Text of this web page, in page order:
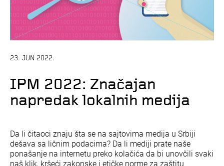
23. JUN 2022.
IPM 2022: Značajan
napredak lokalnih medija
Da li čitaoci znaju šta se na sajtovima medija u Srbiji
dešava sa ličnim podacima? Da li mediji prate naše
ponašanje na internetu preko kolačića da bi unovčili svaki
naš klik, kršeći zakonske i etičke norme za zaštitu